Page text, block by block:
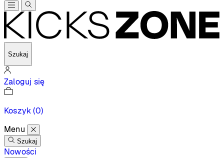
Szukaj
Zaloguj się
Koszyk(0)
Menu
Szukaj
Nowości